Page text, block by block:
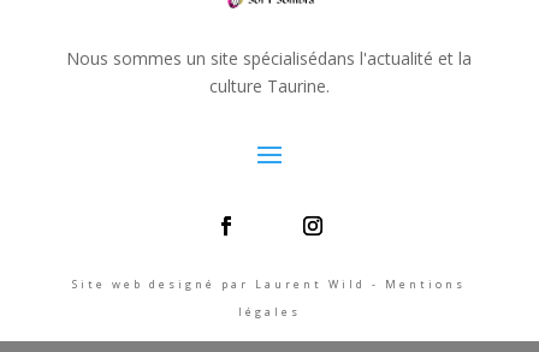
Nous sommes un site spécialisédans l'actualité et la
culture Taurine.
Site web designé par Laurent Wild - Mentions
légales